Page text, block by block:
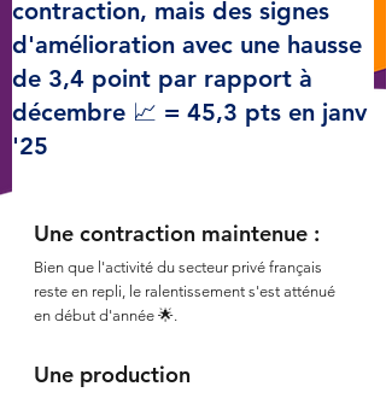
contraction, mais des signes
d'amélioration avec une hausse
de 3,4 point par rapport à
décembre 📈 = 45,3 pts en janv
'25
Une contraction maintenue :
Bien que l'activité du secteur privé français
reste en repli, le ralentissement s'est atténué
en début d'année 🌟.
Une production